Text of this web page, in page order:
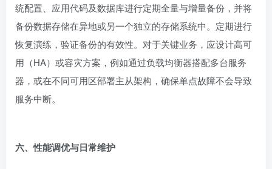
统配置、应用代码及数据库进行定期全量与增量备份，并将
备份数据存储在异地或另一个独立的存储系统中。定期进行
恢复演练，验证备份的有效性。对于关键业务，应设计高可
用（HA）或容灾方案，例如通过负载均衡器搭配多台服务
器，或在不同可用区部署主从架构，确保单点故障不会导致
服务中断。
六、性能调优与日常维护